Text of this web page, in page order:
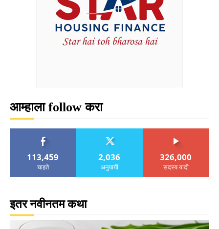
आम्हाला follow करा
113,459
चाहते
2,036
अनुयायी
326,000
सदस्य यादी
इतर नवीनतम कथा